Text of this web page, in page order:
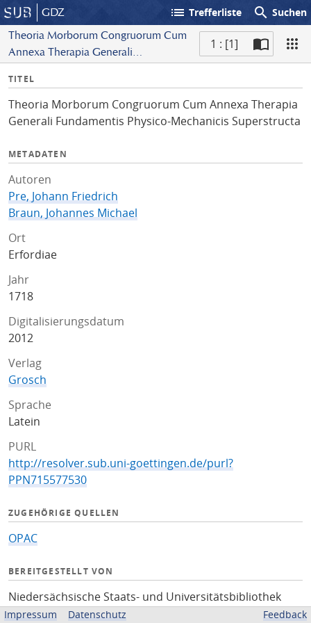
GDZ list Trefferliste search Suchen
Theoria Morborum Congruorum Cum
Annexa Therapia Generali
Superstructa
1 : [1]
I
f
o
TITEL
Theoria Morborum Congruorum Cum Annexa Therapia
Generali Fundamentis Physico-Mechanicis Superstructa
METADATEN
Autoren
Pre, Johann Friedrich
Braun, Johannes Michael
Ort
Erfordiae
Jahr
1718
Digitalisierungsdatum
2012
Verlag
Grosch
Sprache
Latein
PURL
http://resolver.sub.uni-goettingen.de/purl?
PPN715577530
ZUGEHÖRIGE QUELLEN
OPAC
BEREITGESTELLT VON
Niedersächsische Staats- und Universitätsbibliothek
Göttingen
Impressum Datenschutz Feedback